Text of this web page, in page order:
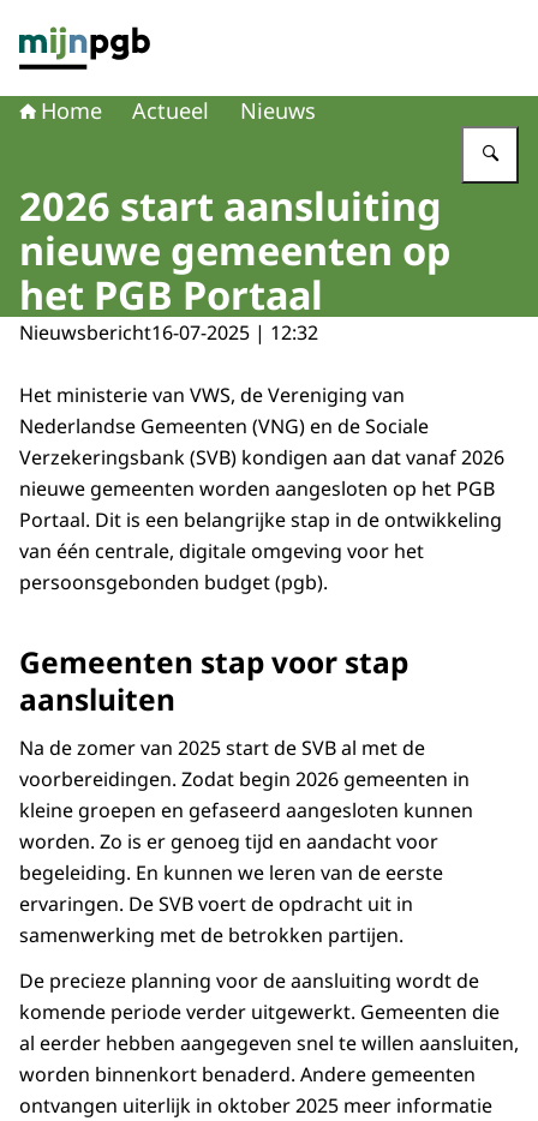
Home Actueel Nieuws
2026 start aansluiting
nieuwe gemeenten op
het PGB Portaal
Nieuwsbericht16-07-2025 | 12:32
Het ministerie van VWS, de Vereniging van
Nederlandse Gemeenten (VNG) en de Sociale
Verzekeringsbank (SVB) kondigen aan dat vanaf 2026
nieuwe gemeenten worden aangesloten op het PGB
Portaal. Dit is een belangrijke stap in de ontwikkeling
van één centrale, digitale omgeving voor het
persoonsgebonden budget (pgb).
Gemeenten stap voor stap
aansluiten
Na de zomer van 2025 start de SVB al met de
voorbereidingen. Zodat begin 2026 gemeenten in
kleine groepen en gefaseerd aangesloten kunnen
worden. Zo is er genoeg tijd en aandacht voor
begeleiding. En kunnen we leren van de eerste
ervaringen. De SVB voert de opdracht uit in
samenwerking met de betrokken partijen.
De precieze planning voor de aansluiting wordt de
komende periode verder uitgewerkt. Gemeenten die
al eerder hebben aangegeven snel te willen aansluiten,
worden binnenkort benaderd. Andere gemeenten
ontvangen uiterlijk in oktober 2025 meer informatie